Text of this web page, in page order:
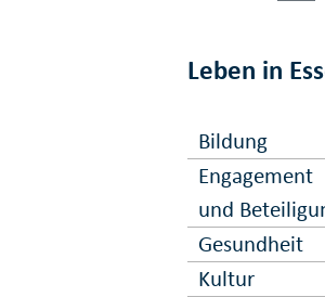
Leben in
Bildung
Engagement
und
Gesundheit
Kultur